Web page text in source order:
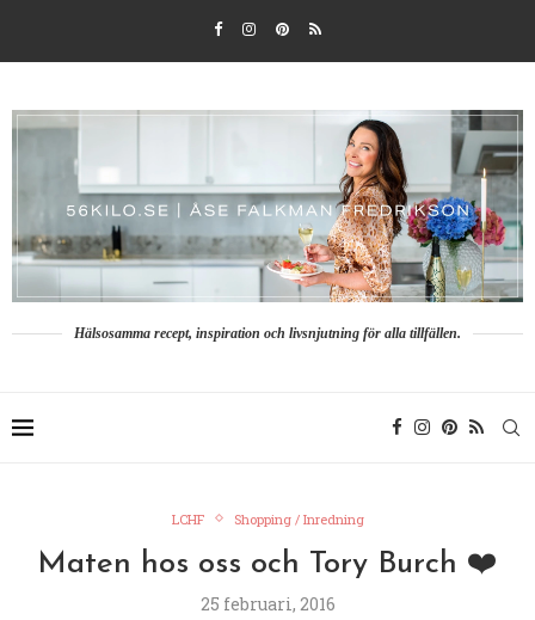
Hälsosamma recept, inspiration och livsnjutning för alla tillfällen.
LCHF Shopping / Inredning
Maten hos oss och Tory Burch ❤️
25 februari, 2016